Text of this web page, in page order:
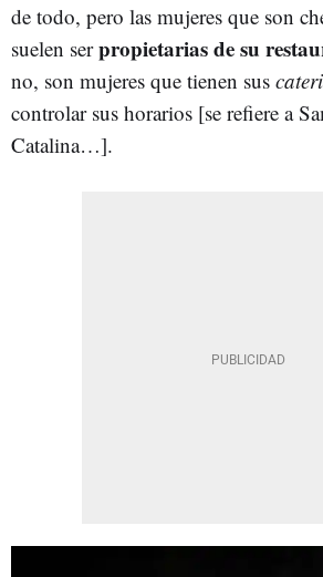
de todo, pero las mujeres que son
suelen serpropietarias de su
no, son mujeres que tienen sus
controlar sus horarios [se refiere a
Catalina…].